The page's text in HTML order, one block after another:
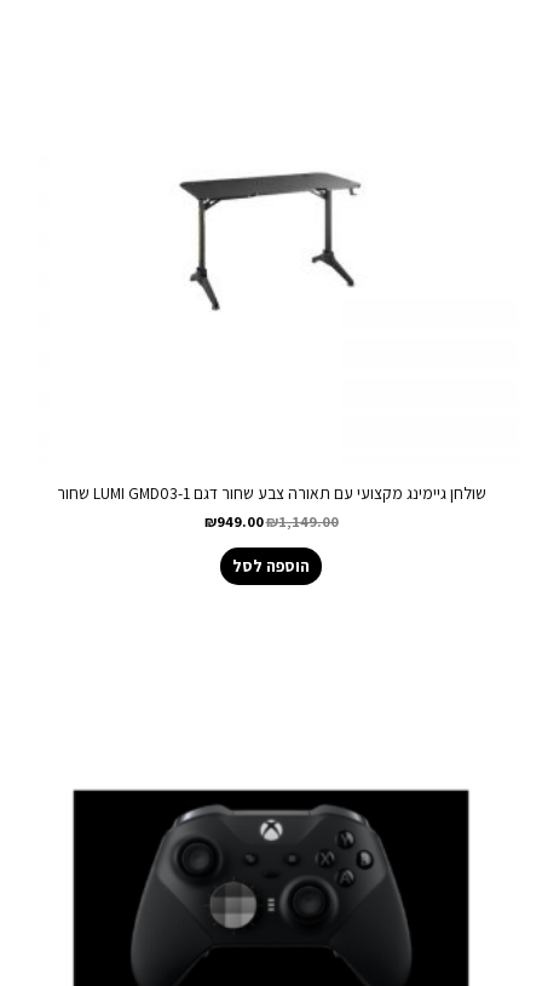
שולחן גיימינג מקצועי עם תאורה צבע שחור דגם LUMI GMD03-1 שחור
₪1,149.00
₪949.00
הוספה לסל